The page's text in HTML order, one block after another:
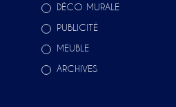
DÉCO MURALE
PUBLICITÉ
MEUBLE
ARCHIVES